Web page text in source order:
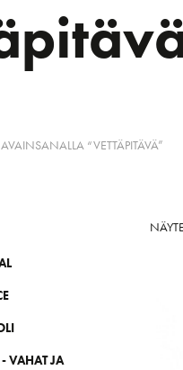
“VETTÄPITÄVÄ”
VAHAT JA